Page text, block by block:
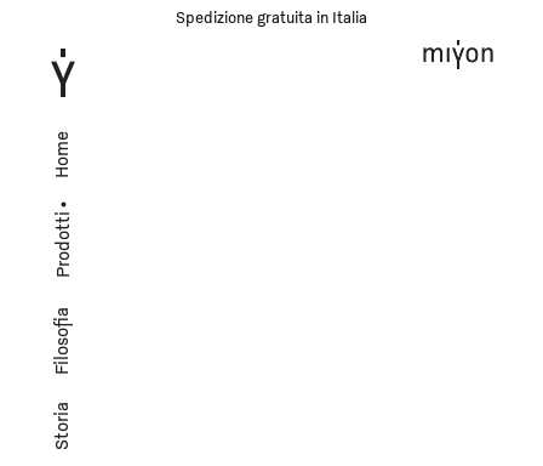
Spedizione gratuita in Italia
Home
Prodotti
Filosofia
Storia